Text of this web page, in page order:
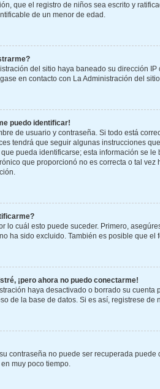
que el registro de niños sea escrito y
de un menor de edad.
del sitio haya baneado su dirección
en contacto con La Administración del
puedo identificar!
de usuario y contraseña. Si todo está
tendrá que seguir algunas instrucciones
pueda identificarse; esta información se
que proporcionó no es correcta o tal
lo cuál esto puede suceder. Primero,
ha sido excluido. También es posible que
¡pero ahora no puedo conectarme!
haya desactivado o borrado su
de la base de datos. Si es así, registrese de
contraseña no puede ser recuperada
muy poco tiempo.